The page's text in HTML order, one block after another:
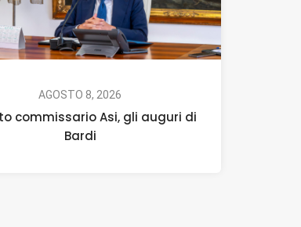
AGOSTO 8, 2026
commissario Asi, gli auguri di
Bardi